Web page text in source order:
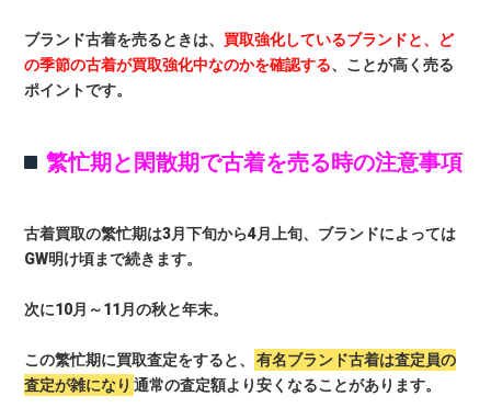
ブランド古着を売るときは、 買取強化しているブランドと、ど
の季節の古着が買取強化中なのかを確認する、ことが高く売る
ポイントです。
繁忙期と閑散期で古着を売る時の注意事項
古着買取の繁忙期は3月下旬から4月上旬、ブランドによっては
GW明け頃まで続きます。
次に10月～11月の秋と年末。
この繁忙期に買取査定をすると、
有名ブランド古着は査定員の
査定が雑になり 通常の査定額より安くなることがあります。